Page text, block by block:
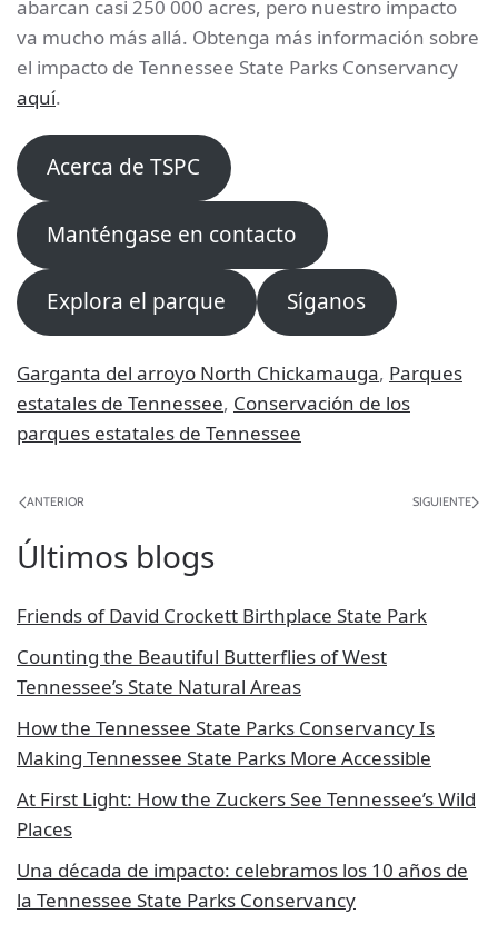
abarcan casi 250 000 acres, pero nuestro impacto
va mucho más allá. Obtenga más información sobre
el impacto de Tennessee State Parks Conservancy
aquí.
Acerca de TSPC
Manténgase en contacto
Explora el parque Síganos
Garganta del arroyo North Chickamauga, Parques
estatales de Tennessee, Conservación de los
parques estatales de Tennessee
ANTERIOR SIGUIENTE
Últimos blogs
Friends of David Crockett Birthplace State Park
Counting the Beautiful Butterflies of West
Tennessee’s State Natural Areas
How the Tennessee State Parks Conservancy Is
Making Tennessee State Parks More Accessible
At First Light: How the Zuckers See Tennessee’s Wild
Places
Una década de impacto: celebramos los 10 años de
la Tennessee State Parks Conservancy